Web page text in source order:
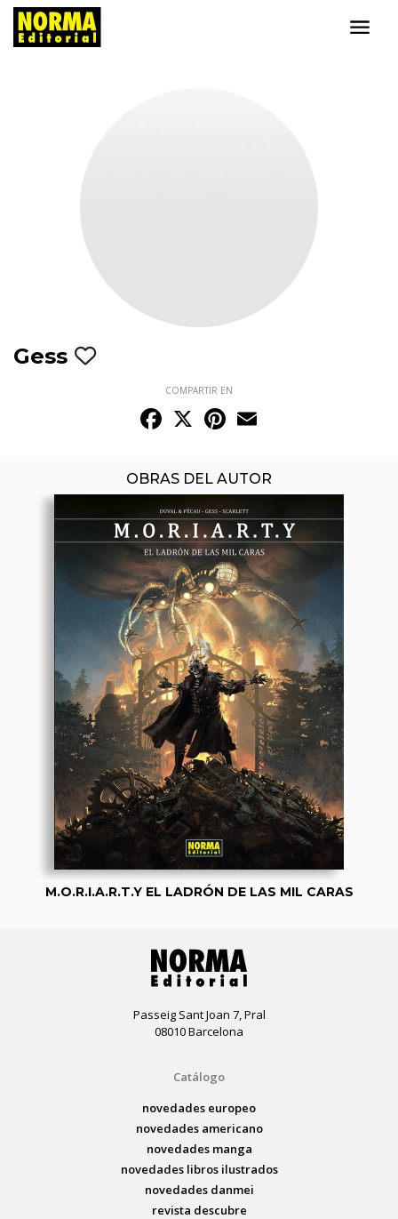
Gess
COMPARTIR EN
Facebook
X Pinterest
OBRAS DEL AUTOR
M.O.R.I.A.R.T.Y EL LADRÓN DE LAS MIL CARAS
Passeig Sant Joan 7, Pral
08010 Barcelona
Catálogo
novedades europeo
novedades americano
novedades manga
novedades libros ilustrados
novedades danmei
revista descubre